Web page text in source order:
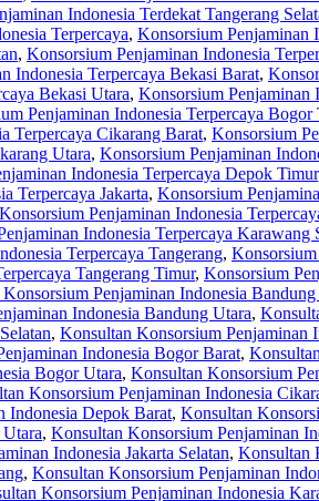
Indonesia Terdekat Tangerang
Terpercaya, Konsorsium Penjaminan
, Konsorsium Penjaminan Indonesia
Indonesia Terpercaya Bekasi Barat,
Bekasi Utara, Konsorsium Penjaminan
Penjaminan Indonesia Terpercaya Bogor
Terpercaya Cikarang Barat, Konsorsium
Utara, Konsorsium Penjaminan
Indonesia Terpercaya Depok Timur
Terpercaya Jakarta, Konsorsium
Konsorsium Penjaminan Indonesia
Indonesia Terpercaya Karawang
Terpercaya Tangerang, Konsorsium
Tangerang Timur, Konsorsium
Penjaminan Indonesia
Indonesia Bandung Utara,
, Konsultan Konsorsium Penjaminan
Indonesia Bogor Barat,
Bogor Utara, Konsultan Konsorsium
Konsorsium Penjaminan Indonesia
Indonesia Depok Barat, Konsultan
, Konsultan Konsorsium Penjaminan
Indonesia Jakarta Selatan, Konsultan
, Konsultan Konsorsium Penjaminan
Konsorsium Penjaminan Indonesia